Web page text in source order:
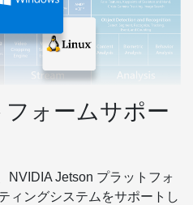
ォームサポー
NVIDIA Jetson プラットフォ
ィングシステムをサポートし